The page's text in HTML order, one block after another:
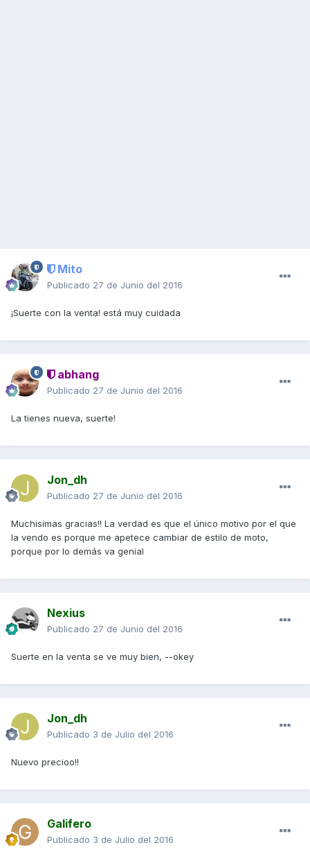
Mito
Publicado 27 de Junio del 2016
¡Suerte con la venta! está muy cuidada
abhang
Publicado 27 de Junio del 2016
La tienes nueva, suerte!
Jon_dh
Publicado 27 de Junio del 2016
Muchisimas gracias!! La verdad es que el único motivo por el que
la vendo es porque me apetece cambiar de estilo de moto,
porque por lo demás va genial
Nexius
Publicado 27 de Junio del 2016
Suerte en la venta se ve muy bien, --okey
Jon_dh
Publicado 3 de Julio del 2016
Nuevo precioo!!
Galifero
Publicado 3 de Julio del 2016